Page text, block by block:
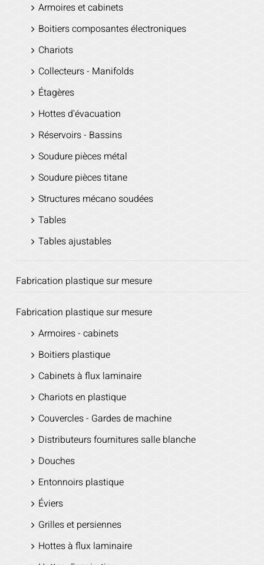
Armoires et cabinets
Boitiers composantes électroniques
Chariots
Collecteurs - Manifolds
Étagères
Hottes d'évacuation
Réservoirs - Bassins
Soudure pièces métal
Soudure pièces titane
Structures mécano soudées
Tables
Tables ajustables
Fabrication plastique sur mesure
Fabrication plastique sur mesure
Armoires - cabinets
Boitiers plastique
Cabinets à flux laminaire
Chariots en plastique
Couvercles - Gardes de machine
Distributeurs fournitures salle blanche
Douches
Entonnoirs plastique
Éviers
Grilles et persiennes
Hottes à flux laminaire